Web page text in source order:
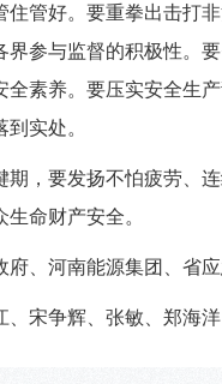
住管好。要重拳出击打
参与监督的积极性。
素养。要压实安全生
实处。
期，要发扬不怕疲劳、
命财产安全。
、河南能源集团、省
、宋争辉、张敏、郑海